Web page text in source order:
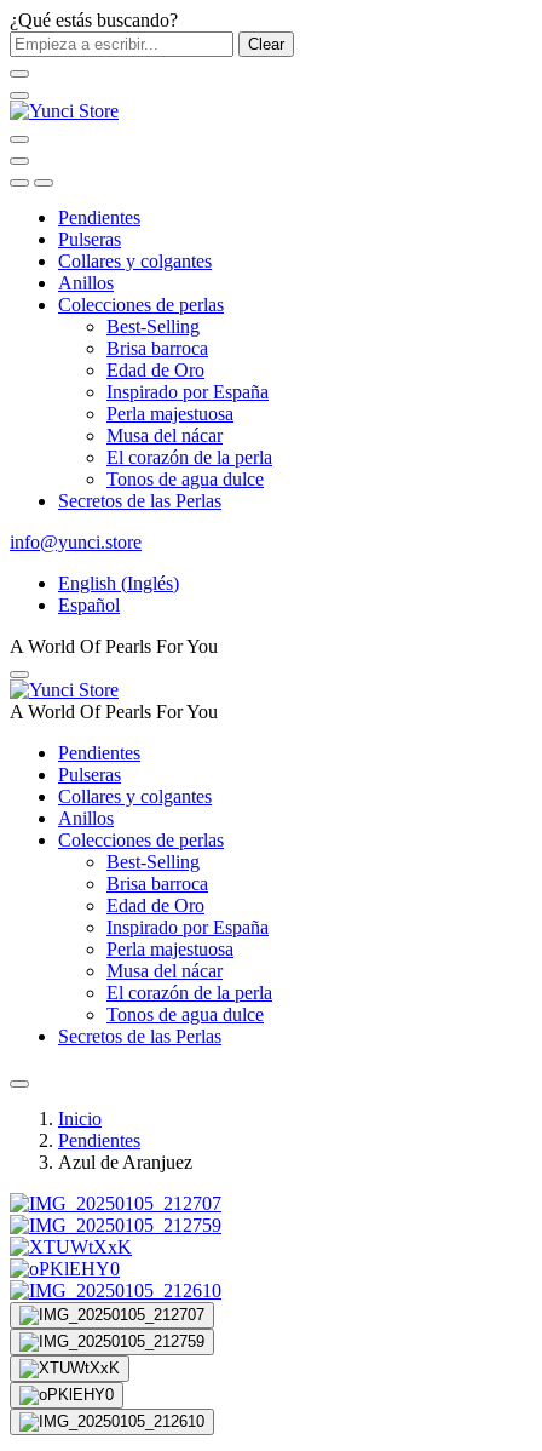
¿Qué estás buscando?
Clear
Pendientes
Pulseras
Collares y colgantes
Anillos
Colecciones de perlas
Best-Selling
Brisa barroca
Edad de Oro
Inspirado por España
Perla majestuosa
Musa del nácar
El corazón de la perla
Tonos de agua dulce
Secretos de las Perlas
info@yunci.store
English (Inglés)
Español
A World Of Pearls For You
A World Of Pearls For You
Pendientes
Pulseras
Collares y colgantes
Anillos
Colecciones de perlas
Best-Selling
Brisa barroca
Edad de Oro
Inspirado por España
Perla majestuosa
Musa del nácar
El corazón de la perla
Tonos de agua dulce
Secretos de las Perlas
Inicio
Pendientes
Azul de Aranjuez